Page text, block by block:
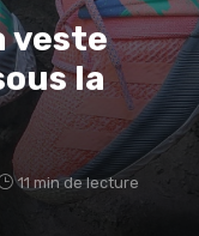
veste
la
11 min de lecture